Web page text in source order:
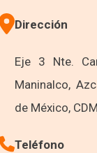
Dirección
Eje 3 Nte.
Maninalco,
de México,
Teléfono